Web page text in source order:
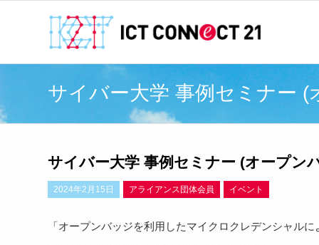
サイバー大学 事例セミナー
サイバー大学 事例セミナー (オープン
2024年2月15日 アライアンス団体会員 イベント
「オープンバッジを利用したマイクロクレデンシャル